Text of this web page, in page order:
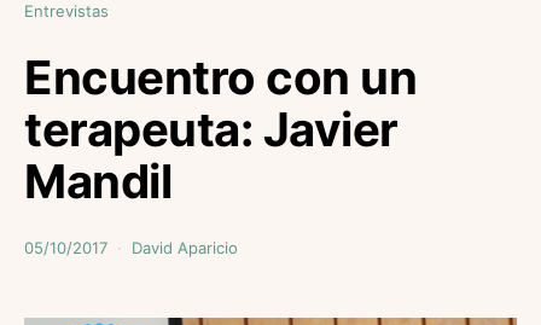
Entrevistas
Encuentro con un
terapeuta: Javier
Mandil
05/10/2017 David Aparicio